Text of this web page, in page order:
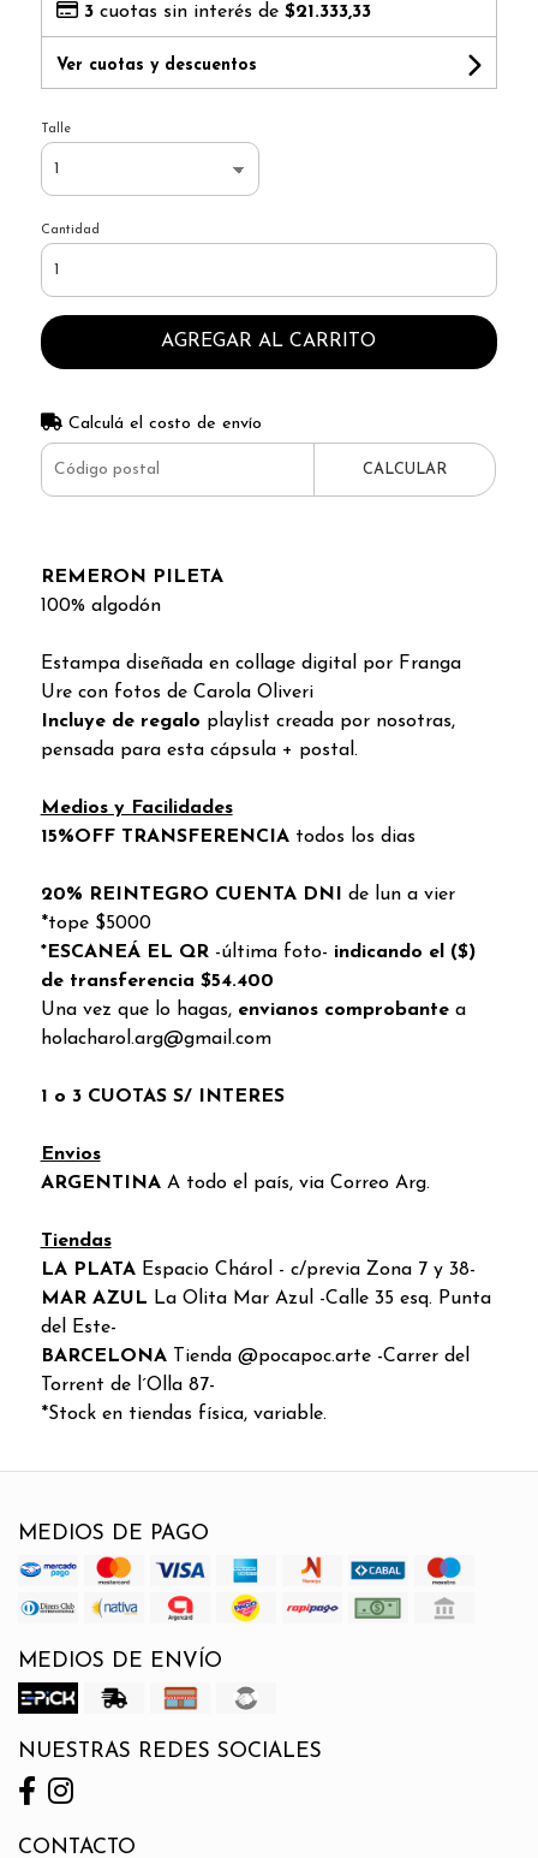
3cuotas sin interés de $21.333,33
Ver cuotas y descuentos
Talle
Cantidad
AGREGAR AL CARRITO
Calculá el costo de envío
CALCULAR
REMERON PILETA
100% algodón
Estampa diseñada en collage digital por Franga
Ure con fotos de Carola Oliveri
Incluye de regalo playlist creada por nosotras,
pensada para esta cápsula + postal.
Medios y Facilidades
15%OFF TRANSFERENCIA todos los dias
20% REINTEGRO CUENTA DNI
de lun a vier
*tope $5000
*ESCANEÁ EL QR-última foto- indicando el ($)
de transferencia $54.400
Una vez que lo hagas, envianos comprobantea
holacharol.arg@gmail.com
1 o 3 CUOTAS S/ INTERES
Envios
ARGENTINAA todo el país, via Correo Arg.
Tiendas
LA PLATAEspacio Chárol - c/previa Zona 7 y 38-
MAR AZUL La Olita Mar Azul -Calle 35 esq. Punta
del Este-
BARCELONA
Tienda @pocapoc.arte -Carrer del
Torrent de l´Olla 87-
*Stock en tiendas física, variable.
MEDIOS DE PAGO
MEDIOS DE ENVÍO
NUESTRAS REDES SOCIALES
CONTACTO